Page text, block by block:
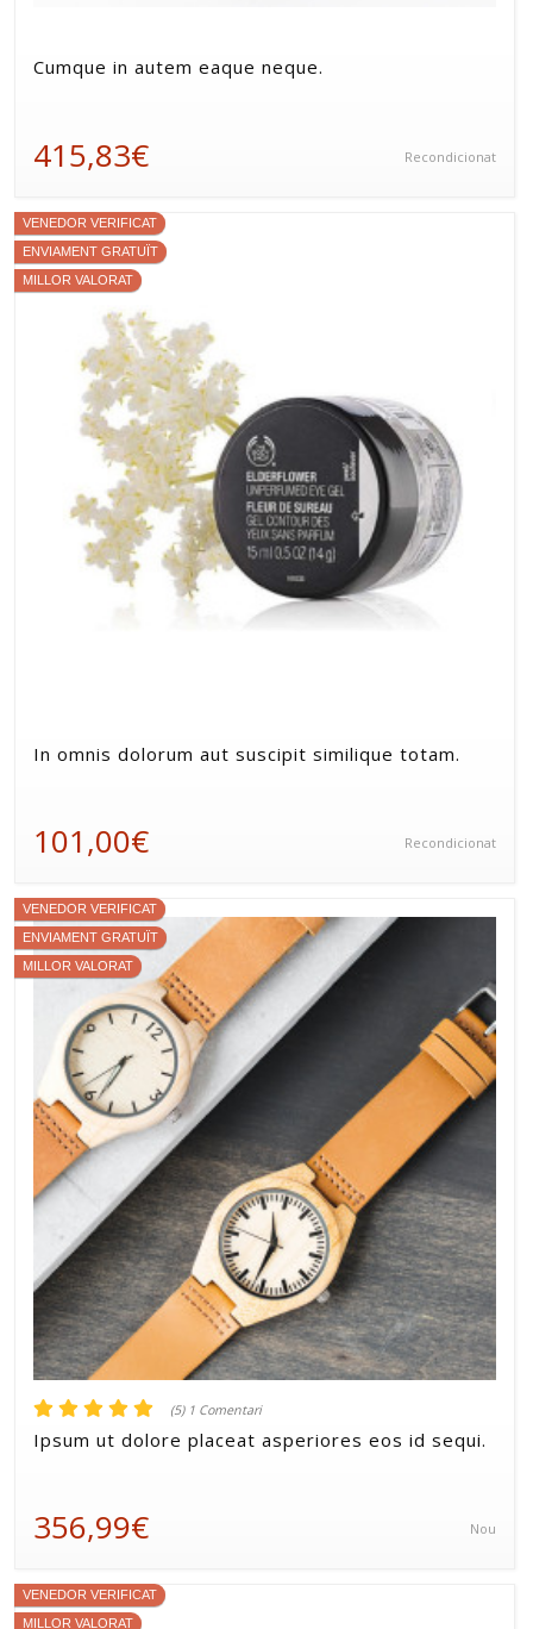
Cumque in autem eaque neque.
415,83€ Recondicionat
VENEDOR VERIFICAT
ENVIAMENT GRATUÏT
MILLOR VALORAT
In omnis dolorum aut suscipit similique totam.
101,00€ Recondicionat
VENEDOR VERIFICAT
ENVIAMENT GRATUÏT
MILLOR VALORAT
(5) 1 Comentari
Ipsum ut dolore placeat asperiores eos id sequi.
356,99€ Nou
VENEDOR VERIFICAT
MILLOR VALORAT